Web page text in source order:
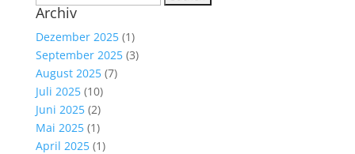
nach:
Archiv
Dezember 2025(1)
September 2025(3)
August 2025(7)
Juli 2025(10)
Juni 2025(2)
Mai 2025(1)
April 2025(1)